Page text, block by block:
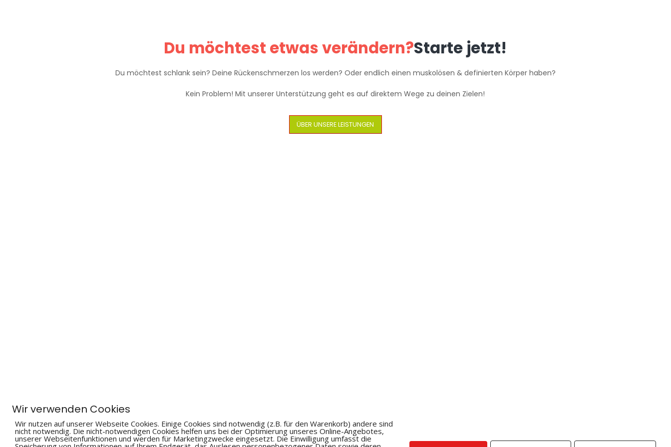
Du möchtest etwas verändern?Starte jetzt!
Du möchtest schlank sein? Deine Rückenschmerzen los werden? Oder endlich einen muskolösen & definierten Körper haben?
Kein Problem! Mit unserer Unterstützung geht es auf direktem Wege zu deinen Zielen!
ÜBER UNSERE LEISTUNGEN
Wir verwenden Cookies
Wir nutzen auf unserer Webseite Cookies. Einige Cookies sind notwendig (z.B. für den Warenkorb) andere sind
nicht notwendig. Die nicht-notwendigen Cookies helfen uns bei der Optimierung unseres Online-Angebotes,
unserer Webseitenfunktionen und werden für Marketingzwecke eingesetzt. Die Einwilligung umfasst die